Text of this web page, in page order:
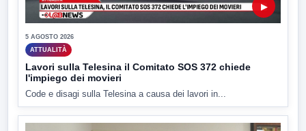
▶
5 AGOSTO 2026
ATTUALITÀ
Lavori sulla Telesina il Comitato SOS 372 chiede
l'impiego dei movieri
Code e disagi sulla Telesina a causa dei lavori in...